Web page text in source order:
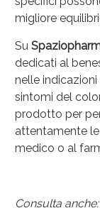
migliore
Su
dedicati al
nelle
sintomi del
prodotto per
attentamente
medico o al
Consulta anche: